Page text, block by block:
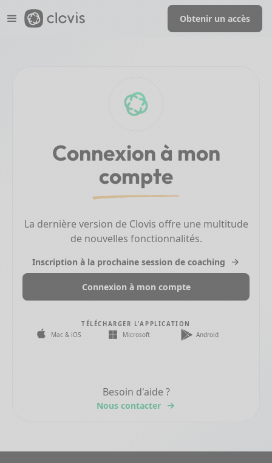
Obtenir un accès
Connexion à mon
compte
La dernière version de Clovis offre une multitude
de nouvelles fonctionnalités.
Inscription à la prochaine session de coaching
Connexion à mon compte
TÉLÉCHARGER L'APPLICATION
Mac & iOS Microsoft Android
Besoin d'aide ?
Nous contacter